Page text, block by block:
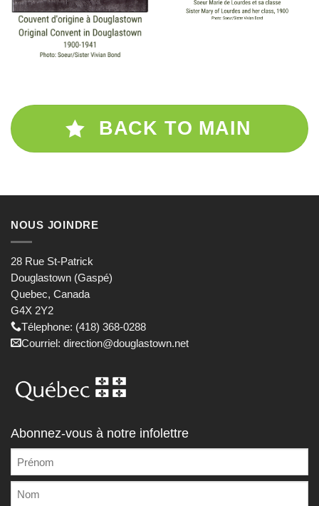
BACK TO MAIN
NOUS JOINDRE
28 Rue St-Patrick
Douglastown (Gaspé)
Quebec, Canada
G4X 2Y2
Télephone: (418) 368-0288
Courriel: direction@douglastown.net
Abonnez-vous à notre infolettre
NOM
COMPLET
(NÉCESSAIRE)